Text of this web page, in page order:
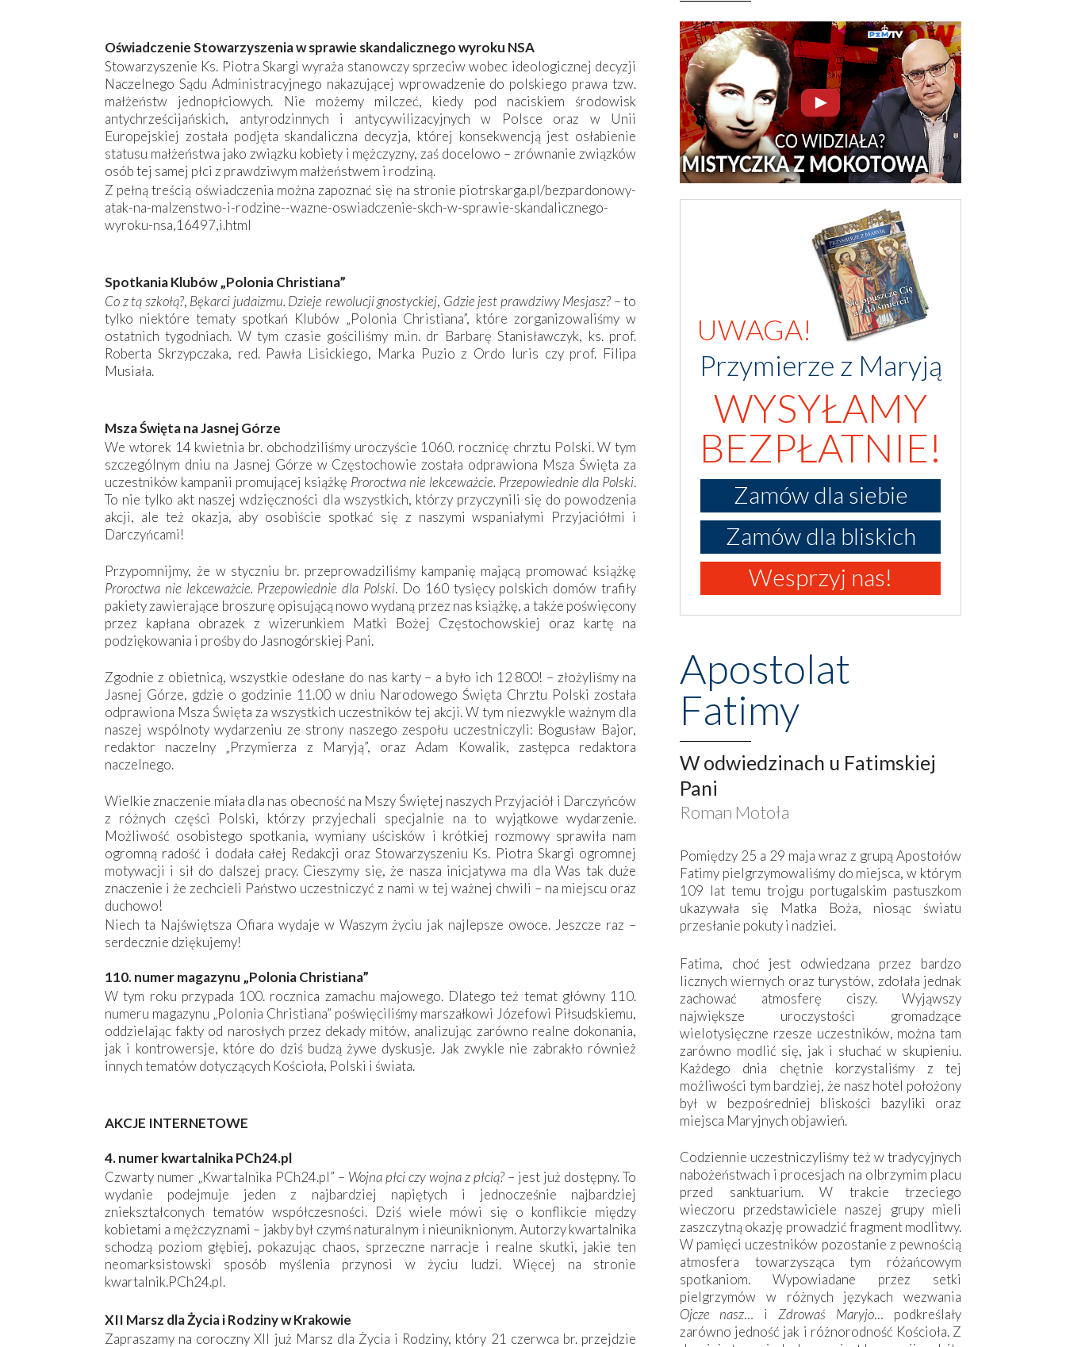
Oświadczenie Stowarzyszenia w sprawie skandalicznego wyroku NSA
Stowarzyszenie Ks. Piotra Skargi wyraża stanowczy sprzeciw wobec ideologicznej decyzji
Naczelnego Sądu Administracyjnego nakazującej wprowadzenie do polskiego prawa tzw.
małżeństw jednopłciowych. Nie możemy milczeć, kiedy pod naciskiem środowisk
antychrześcijańskich, antyrodzinnych i antycywilizacyjnych w Polsce oraz w Unii
Europejskiej została podjęta skandaliczna decyzja, której konsekwencją jest osłabienie
statusu małżeństwa jako związku kobiety i mężczyzny, zaś docelowo – zrównanie związków
osób tej samej płci z prawdziwym małżeństwem i rodziną.
Z pełną treścią oświadczenia można zapoznać się na stronie piotrskarga.pl/bezpardonowy-
atak-na-malzenstwo-i-rodzine--wazne-oswiadczenie-skch-w-sprawie-skandalicznego-
wyroku-nsa,16497,i.html
Spotkania Klubów „Polonia Christiana”
Co z tą szkołą?, Bękarci judaizmu. Dzieje rewolucji gnostyckiej, Gdzie jest prawdziwy Mesjasz?– to
tylko niektóre tematy spotkań Klubów „Polonia Christiana”, które zorganizowaliśmy w
ostatnich tygodniach. W tym czasie gościliśmy m.in. dr Barbarę Stanisławczyk, ks. prof.
Roberta Skrzypczaka, red. Pawła Lisickiego, Marka Puzio z Ordo Iuris czy prof. Filipa
Musiała.
Msza Święta na Jasnej Górze
We wtorek 14 kwietnia br. obchodziliśmy uroczyście 1060. rocznicę chrztu Polski. W tym
szczególnym dniu na Jasnej Górze w Częstochowie została odprawiona Msza Święta za
uczestników kampanii promującej książkę Proroctwa nie lekceważcie. Przepowiednie dla Polski.
To nie tylko akt naszej wdzięczności dla wszystkich, którzy przyczynili się do powodzenia
akcji, ale też okazja, aby osobiście spotkać się z naszymi wspaniałymi Przyjaciółmi i
Darczyńcami!
Przypomnijmy, że w styczniu br. przeprowadziliśmy kampanię mającą promować książkę
Proroctwa nie lekceważcie. Przepowiednie dla Polski. Do 160 tysięcy polskich domów trafiły
pakiety zawierające broszurę opisującą nowo wydaną przez nas książkę, a także poświęcony
przez kapłana obrazek z wizerunkiem Matki Bożej Częstochowskiej oraz kartę na
podziękowania i prośby do Jasnogórskiej Pani.
Zgodnie z obietnicą, wszystkie odesłane do nas karty – a było ich 12 800! – złożyliśmy na
Jasnej Górze, gdzie o godzinie 11.00 w dniu Narodowego Święta Chrztu Polski została
odprawiona Msza Święta za wszystkich uczestników tej akcji. W tym niezwykle ważnym dla
naszej wspólnoty wydarzeniu ze strony naszego zespołu uczestniczyli: Bogusław Bajor,
redaktor naczelny „Przymierza z Maryją”, oraz Adam Kowalik, zastępca redaktora
naczelnego.
Wielkie znaczenie miała dla nas obecność na Mszy Świętej naszych Przyjaciół i Darczyńców
z różnych części Polski, którzy przyjechali specjalnie na to wyjątkowe wydarzenie.
Możliwość osobistego spotkania, wymiany uścisków i krótkiej rozmowy sprawiła nam
ogromną radość i dodała całej Redakcji oraz Stowarzyszeniu Ks. Piotra Skargi ogromnej
motywacji i sił do dalszej pracy. Cieszymy się, że nasza inicjatywa ma dla Was tak duże
znaczenie i że zechcieli Państwo uczestniczyć z nami w tej ważnej chwili – na miejscu oraz
duchowo!
Niech ta Najświętsza Ofiara wydaje w Waszym życiu jak najlepsze owoce. Jeszcze raz –
serdecznie dziękujemy!
110. numer magazynu „Polonia Christiana”
W tym roku przypada 100. rocznica zamachu majowego. Dlatego też temat główny 110.
numeru magazynu „Polonia Christiana” poświęciliśmy marszałkowi Józefowi Piłsudskiemu,
oddzielając fakty od narosłych przez dekady mitów, analizując zarówno realne dokonania,
jak i kontrowersje, które do dziś budzą żywe dyskusje. Jak zwykle nie zabrakło również
innych tematów dotyczących Kościoła, Polski i świata.
AKCJE INTERNETOWE
4. numer kwartalnika PCh24.pl
Czwarty numer „Kwartalnika PCh24.pl” – Wojna płci czy wojna z płcią?– jest już dostępny. To
wydanie podejmuje jeden z najbardziej napiętych i jednocześnie najbardziej
zniekształconych tematów współczesności. Dziś wiele mówi się o konflikcie między
kobietami a mężczyznami – jakby był czymś naturalnym i nieuniknionym. Autorzy kwartalnika
schodzą poziom głębiej, pokazując chaos, sprzeczne narracje i realne skutki, jakie ten
neomarksistowski sposób myślenia przynosi w życiu ludzi. Więcej na stronie
kwartalnik.PCh24.pl.
XII Marsz dla Życia i Rodziny w Krakowie
Zapraszamy na coroczny XII już Marsz dla Życia i Rodziny, który 21 czerwca br. przejdzie
UWAGA!
Przymierze z Maryją
WYSYŁAMY
BEZPŁATNIE!
Zamów dla siebie
Zamów dla bliskich
Wesprzyj nas!
Apostolat
Fatimy
W odwiedzinach u Fatimskiej
Pani
Roman Motoła
Pomiędzy 25 a 29 maja wraz z grupą Apostołów
Fatimy pielgrzymowaliśmy do miejsca, w którym
109 lat temu trojgu portugalskim pastuszkom
ukazywała się Matka Boża, niosąc światu
przesłanie pokuty i nadziei.
Fatima, choć jest odwiedzana przez bardzo
licznych wiernych oraz turystów, zdołała jednak
zachować atmosferę ciszy. Wyjąwszy
największe uroczystości gromadzące
wielotysięczne rzesze uczestników, można tam
zarówno modlić się, jak i słuchać w skupieniu.
Każdego dnia chętnie korzystaliśmy z tej
możliwości tym bardziej, że nasz hotel położony
był w bezpośredniej bliskości bazyliki oraz
miejsca Maryjnych objawień.
Codziennie uczestniczyliśmy też w tradycyjnych
nabożeństwach i procesjach na olbrzymim placu
przed sanktuarium. W trakcie trzeciego
wieczoru przedstawiciele naszej grupy mieli
zaszczytną okazję prowadzić fragment modlitwy.
W pamięci uczestników pozostanie z pewnością
atmosfera towarzysząca tym różańcowym
spotkaniom. Wypowiadane przez setki
pielgrzymów w różnych językach wezwania
Ojcze nasz… i Zdrowaś Maryjo… podkreślały
zarówno jedność jak i różnorodność Kościoła. Z